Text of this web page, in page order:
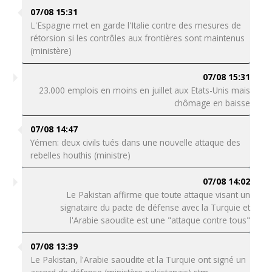
07/08 15:31
L'Espagne met en garde l'Italie contre des mesures de
rétorsion si les contrôles aux frontières sont maintenus
(ministère)
07/08 15:31
23.000 emplois en moins en juillet aux Etats-Unis mais
chômage en baisse
07/08 14:47
Yémen: deux civils tués dans une nouvelle attaque des
rebelles houthis (ministre)
07/08 14:02
Le Pakistan affirme que toute attaque visant un
signataire du pacte de défense avec la Turquie et
l'Arabie saoudite est une "attaque contre tous"
07/08 13:39
Le Pakistan, l'Arabie saoudite et la Turquie ont signé un